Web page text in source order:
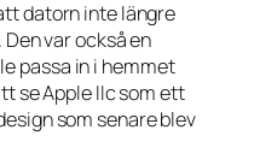
datorn inte längre
var också en
passa in i hemmet
se Apple IIc som ett
som senare blev